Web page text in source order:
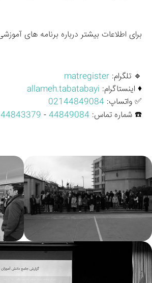
برای اطلاعات بیشتر درباره برنامه‌ های آموزشی و نحوه ثبت‌ نام در مقطع دهم، می‌توانید با ستاد ثبت نام مجتمع علامه طباطبایی درتماس باشید.
🔹 تلگرام: matregister
♦️ اینستاگرام: allameh.tabatabayi
✅ واتساپ: 02144849084
☎️ شماره تماس: 44849084
-
44843379